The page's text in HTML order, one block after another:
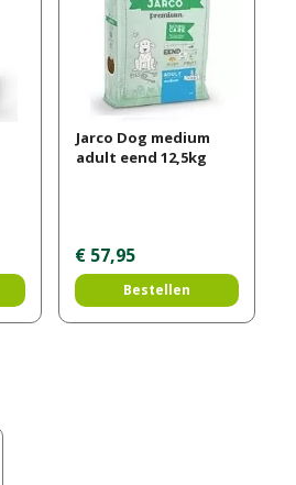
Jarco Dog medium
adult eend 12,5kg
€ 57,95
Bestellen